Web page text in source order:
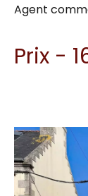
Agent
Prix -